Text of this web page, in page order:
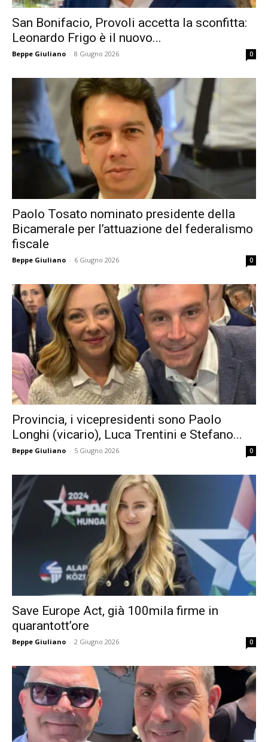
San Bonifacio, Provoli accetta la sconfitta:
Leonardo Frigo è il nuovo...
Beppe Giuliano - 8 Giugno 2026 0
Paolo Tosato nominato presidente della
Bicamerale per l’attuazione del federalismo
fiscale
Beppe Giuliano - 6 Giugno 2026 0
Provincia, i vicepresidenti sono Paolo
Longhi (vicario), Luca Trentini e Stefano...
Beppe Giuliano - 5 Giugno 2026 0
Save Europe Act, già 100mila firme in
quarantott’ore
Beppe Giuliano - 2 Giugno 2026 0